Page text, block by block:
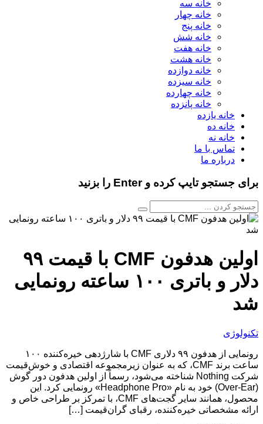
خانه سه
خانه چهار
خانه پنج
خانه شش
خانه هفت
خانه هشت
خانه دوازده
خانه سیزده
خانه چهارده
خانه پانزده
خانه یازده
خانه ده
خانه نه
تماس با ما
درباره ما
برای جستجو تایپ کرده و Enter را بزنید
اولین هدفون CMF با قیمت ۹۹
دلار و باتری ۱۰۰ ساعته رونمایی
شد
تکنولوژی
رونمایی از هدفون ۹۹ دلاری CMF با شارژدهی خیره‌کننده ۱۰۰
ساعت برند CMF، که به عنوان زیرمجموعه اقتصادی و خوش‌قیمت
شرکت Nothing شناخته می‌شود، رسماً از اولین هدفون دور گوش
(Over-Ear) خود به نام «Headphone Pro» رونمایی کرد. این
محصول، همانند سایر گجت‌های CMF، با تمرکز بر طراحی خاص و
ارائه مشخصاتی خیره‌کننده، رقبای گران‌قیمت […]